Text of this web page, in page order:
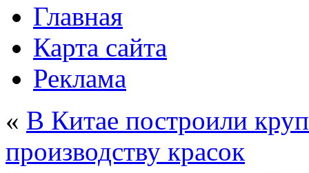
Главная
Карта сайта
Реклама
« В Китае построили
производству красок